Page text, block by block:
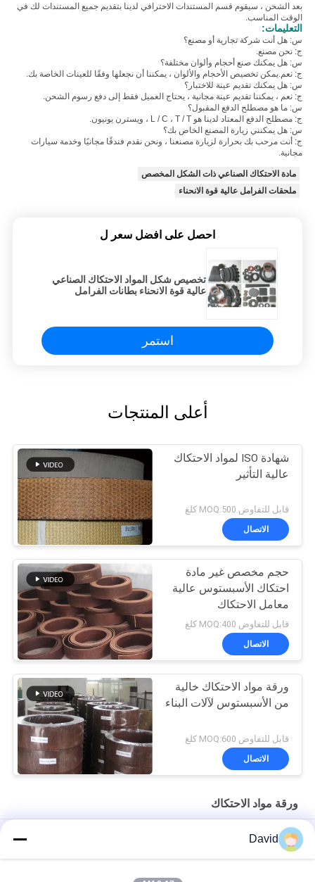
بعد الشحن ، سيقوم قسم المستندات الاحترافي لدينا بتقديم جميع المستندات لك في
الوقت المناسب.
التعليمات:
س: هل أنت شركة تجارية أو مصنع؟
ج: نحن مصنع.
س: هل يمكنك صنع أحجام وألوان مختلفة؟
ج: نعم.يمكن تخصيص الأحجام والألوان ، يمكننا أن نجعلها وفقًا للعينات الخاصة بك.
س: هل يمكنك تقديم عينة للاختبار؟
ج: نعم ، يمكننا تقديم عينة مجانية ، يحتاج العميل فقط إلى دفع رسوم الشحن.
س: ما هو مصطلح الدفع المقبول؟
ج: مصطلح الدفع المعتاد لدينا هو L / C ، T / T ، ويسترن يونيون.
س: هل يمكنني زيارة المصنع الخاص بك؟
ج: أنت مرحب بك بحرارة لزيارة مصنعنا ، ونحن نقدم فندقًا مجانيًا وخدمة سيارات
مجانية.
مادة الاحتكاك الصناعي ذات الشكل المخصص
ملحقات الفرامل عالية قوة الانحناء
احصل على افضل سعر ل
تخصيص شكل المواد الاحتكاك الصناعي
عالية قوة الانحناء بطانات الفرامل
استمر
أعلى المنتجات
شهادة ISO لمواد الاحتكاك
عالية التأثير
قابل للتفاوض MOQ:500 كلغ
الاتصال
حجم مخصص غير مادة
احتكاك الأسبستوس عالية
معامل الاحتكاك
قابل للتفاوض MOQ:400 كلغ
الاتصال
ورقة مواد الاحتكاك خالية
من الأسبستوس لآلات البناء
قابل للتفاوض MOQ:600 كلغ
الاتصال
ورقة مواد الاحتكاك
مواد الاحتكاك الصناعي للكوابح مقاومة الزيت مواد ورق الاحتكاك العالي
ورقة مادة الراتنج المنسوجة الاحتكاك ألياف الفسكوز مع الأسلاك
David